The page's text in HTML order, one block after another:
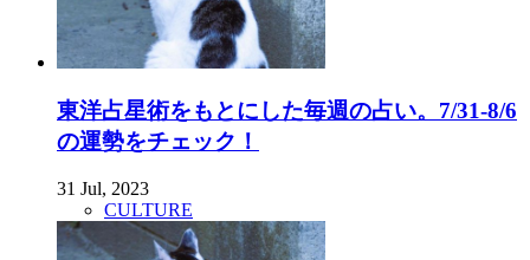
東洋占星術をもとにした毎週の占い。7/31-8/6
の運勢をチェック！
31 Jul, 2023
CULTURE